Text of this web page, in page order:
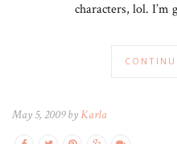
characters, lol. I’m
May 5, 2009 byKarla